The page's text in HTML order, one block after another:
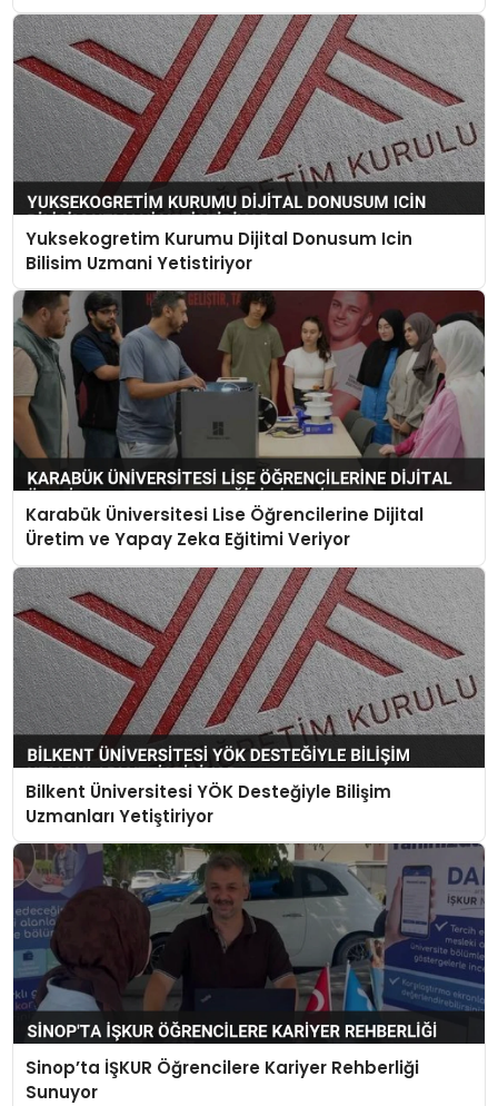
Yuksekogretim Kurumu Dijital Donusum Icin
Bilisim Uzmani Yetistiriyor
Karabük Üniversitesi Lise Öğrencilerine Dijital
Üretim ve Yapay Zeka Eğitimi Veriyor
Bilkent Üniversitesi YÖK Desteğiyle Bilişim
Uzmanları Yetiştiriyor
Sinop’ta İŞKUR Öğrencilere Kariyer Rehberliği
Sunuyor